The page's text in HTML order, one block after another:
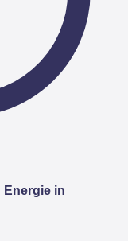
Energie in